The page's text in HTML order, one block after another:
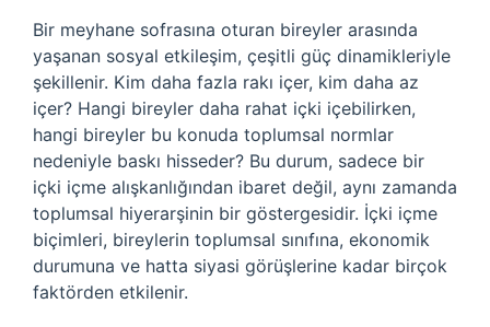
Bir meyhane sofrasına oturan bireyler arasında
yaşanan sosyal etkileşim, çeşitli güç dinamikleriyle
şekillenir. Kim daha fazla rakı içer, kim daha az
içer? Hangi bireyler daha rahat içki içebilirken,
hangi bireyler bu konuda toplumsal normlar
nedeniyle baskı hisseder? Bu durum, sadece bir
içki içme alışkanlığından ibaret değil, aynı zamanda
toplumsal hiyerarşinin bir göstergesidir. İçki içme
biçimleri, bireylerin toplumsal sınıfına, ekonomik
durumuna ve hatta siyasi görüşlerine kadar birçok
faktörden etkilenir.